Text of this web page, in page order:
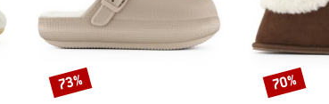
Rabat
73% Rabat
70%